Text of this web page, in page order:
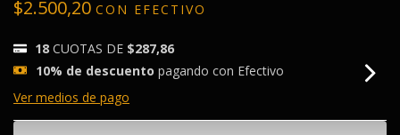
$2.500,20 CON EFECTIVO
18 CUOTAS DE $287,86
10% de descuento pagando con Efectivo
Ver medios de pago